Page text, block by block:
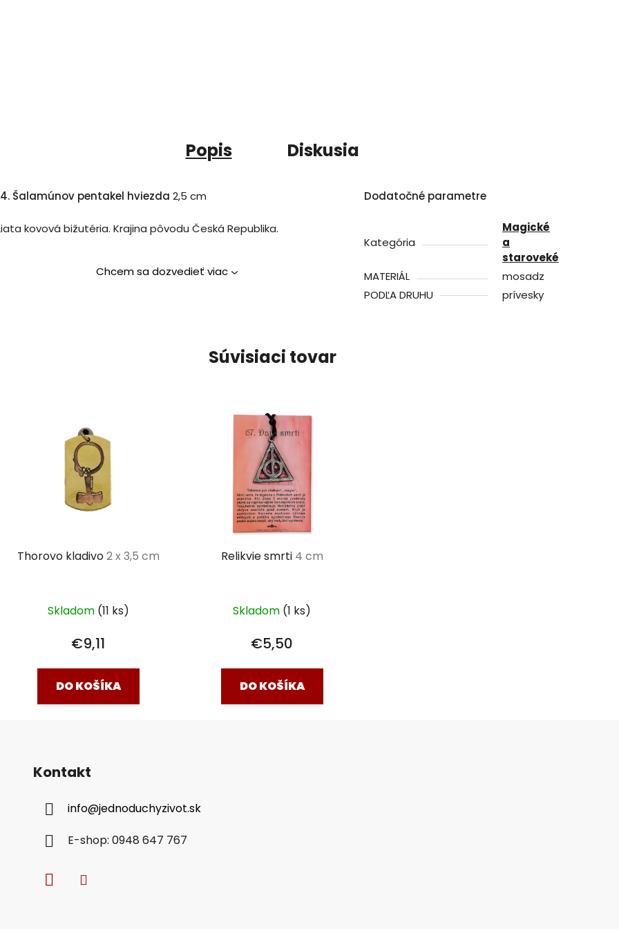
Popis Diskusia
Šalamúnov pentakel hviezda 2,5 cm
kovová bižutéria. Krajina pôvodu Česká Republika.
Chcem sa dozvedieť viac
Dodatočné parametre
Kategória
Magické
a
staroveké
MATERIÁL
mosadz
PODĽA DRUHU
prívesky
Súvisiaci tovar
Thorovo kladivo2 x 3,5 cm
Skladom (11 ks)
€9,11
DO KOŠÍKA
Relikvie smrti 4 cm
Skladom (1 ks)
€5,50
DO KOŠÍKA
Kontakt
info@jednoduchyzivot.sk
E-shop: 0948 647 767